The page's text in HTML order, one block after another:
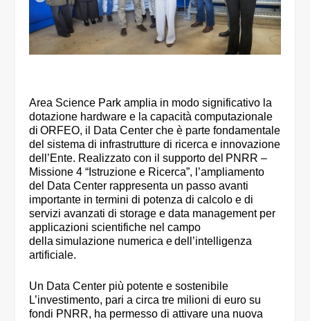
Area Science Park amplia in modo significativo la
dotazione hardware e la capacità computazionale
di ORFEO, il Data Center che è parte fondamentale
del sistema di infrastrutture di ricerca e innovazione
dell’Ente. Realizzato con il supporto del PNRR –
Missione 4 “Istruzione e Ricerca”, l’ampliamento
del Data Center rappresenta un passo avanti
importante in termini di potenza di calcolo e di
servizi avanzati di storage e data management per
applicazioni scientifiche nel campo
della simulazione numerica e dell’intelligenza
artificiale.
Un Data Center più potente e sostenibile
L’investimento, pari a circa tre milioni di euro su
fondi PNRR, ha permesso di attivare una nuova